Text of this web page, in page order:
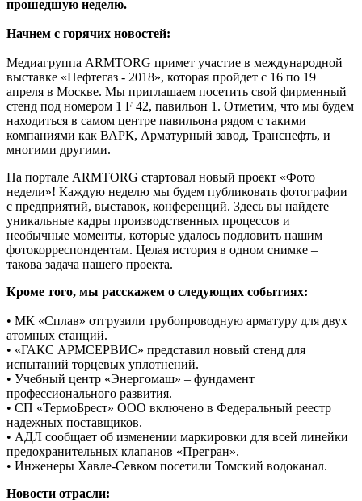
прошедшую неделю.
Начнем с горячих новостей:
Медиагруппа ARMTORG примет участие в международной
выставке «Нефтегаз - 2018», которая пройдет с 16 по 19
апреля в Москве. Мы приглашаем посетить свой фирменный
стенд под номером 1 F 42, павильон 1. Отметим, что мы будем
находиться в самом центре павильона рядом с такими
компаниями как ВАРК, Арматурный завод, Транснефть, и
многими другими.
На портале ARMTORG стартовал новый проект «Фото
недели»! Каждую неделю мы будем публиковать фотографии
с предприятий, выставок, конференций. Здесь вы найдете
уникальные кадры производственных процессов и
необычные моменты, которые удалось подловить нашим
фотокорреспондентам. Целая история в одном снимке –
такова задача нашего проекта.
Кроме того, мы расскажем о следующих событиях:
• МК «Сплав» отгрузили трубопроводную арматуру для двух
атомных станций.
• «ГАКС АРМСЕРВИС» представил новый стенд для
испытаний торцевых уплотнений.
• Учебный центр «Энергомаш» – фундамент
профессионального развития.
• СП «ТермоБрест» ООО включено в Федеральный реестр
надежных поставщиков.
• АДЛ сообщает об изменении маркировки для всей линейки
предохранительных клапанов «Прегран».
• Инженеры Хавле-Севком посетили Томский водоканал.
Новости отрасли: